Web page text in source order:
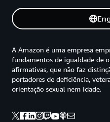
A Amazon é uma empresa
fundamentos de igualdade de
afirmativas, que não faz
portadores de deficiência,
orientação sexual nem idade.